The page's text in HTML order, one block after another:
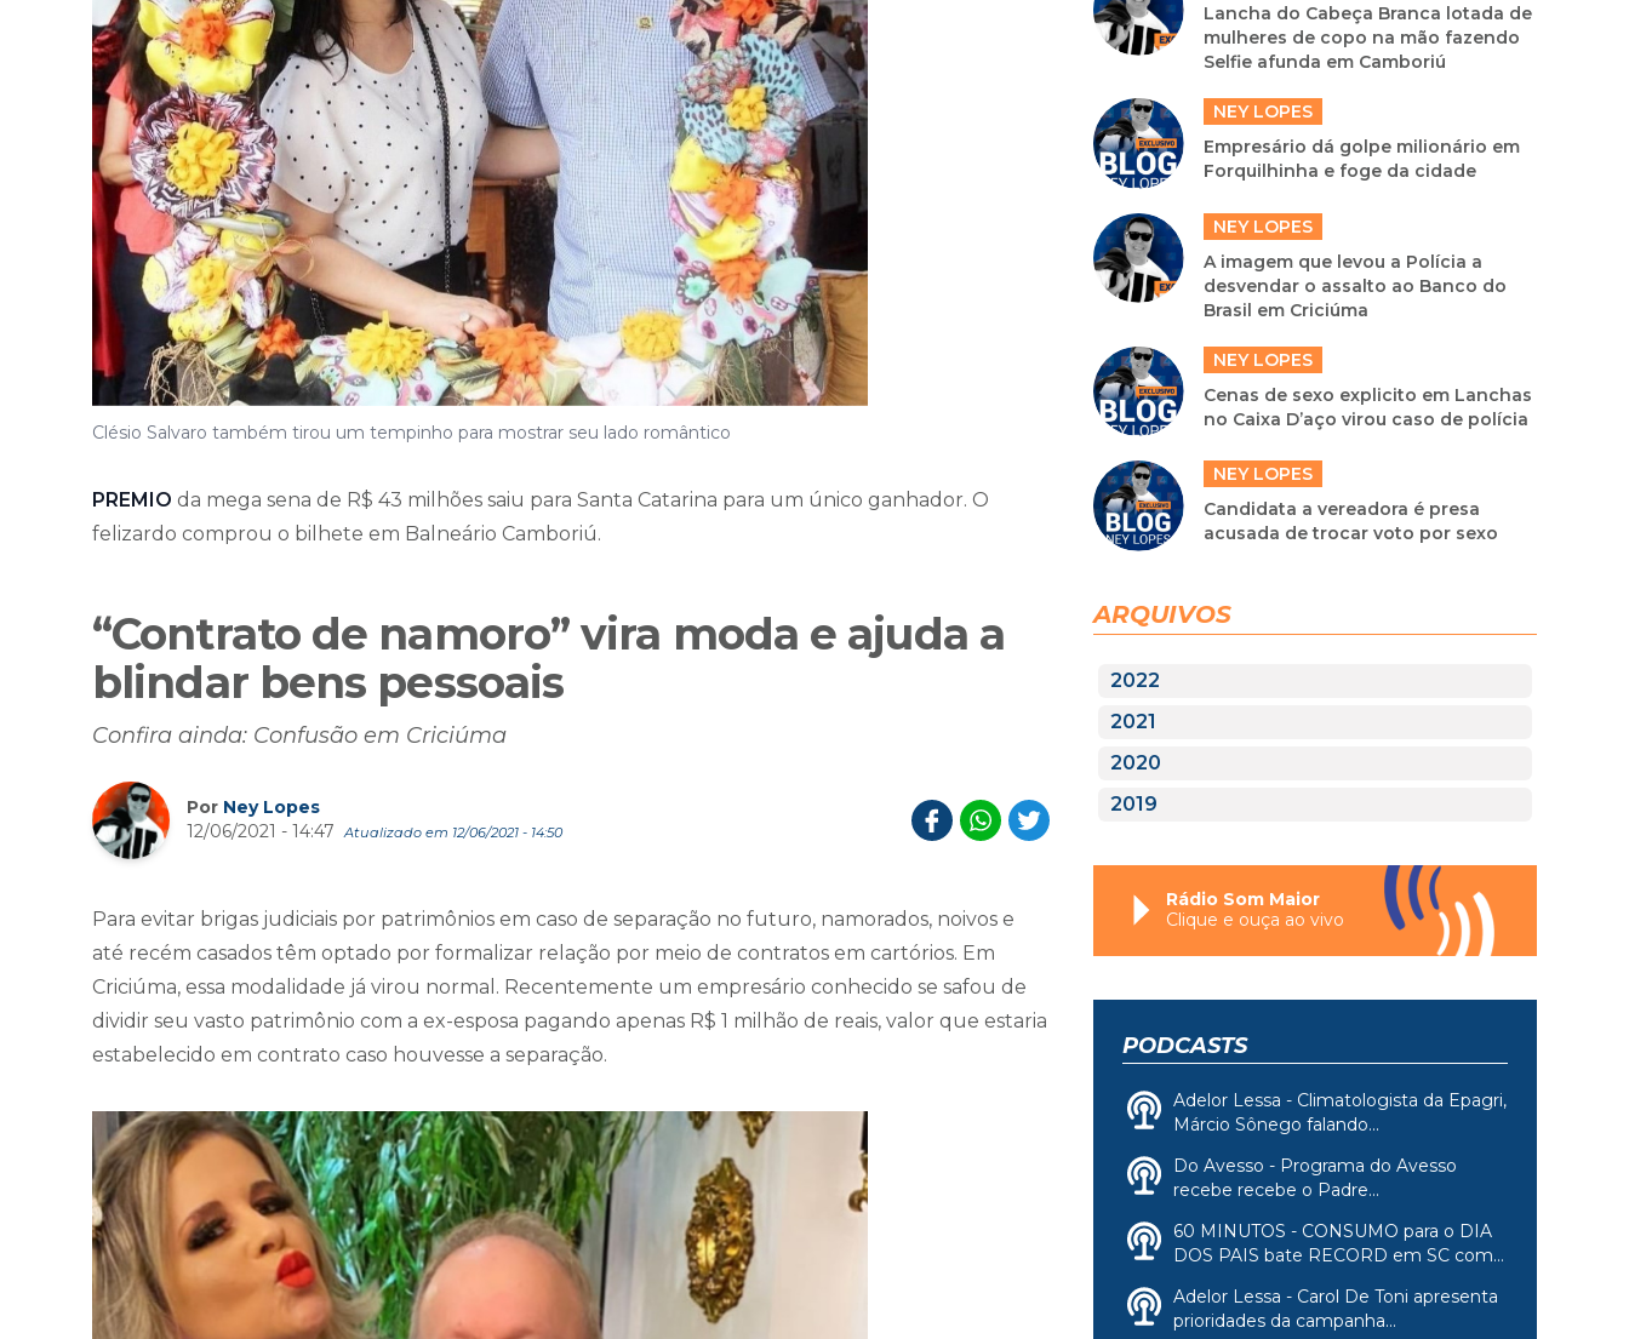
Clésio Salvaro também tirou um tempinho para mostrar seu lado romântico
PREMIO da mega sena de R$ 43 milhões saiu para Santa Catarina para um único ganhador. O
felizardo comprou o bilhete em Balneário Camboriú.
“Contrato de namoro” vira moda e ajuda a
blindar bens pessoais
Confira ainda: Confusão em Criciúma
Por Ney Lopes
12/06/2021 - 14:47
Atualizado em 12/06/2021 - 14:50
Para evitar brigas judiciais por patrimônios em caso de separação no futuro, namorados, noivos e
até recém casados têm optado por formalizar relação por meio de contratos em cartórios. Em
Criciúma, essa modalidade já virou normal. Recentemente um empresário conhecido se safou de
dividir seu vasto patrimônio com a ex-esposa pagando apenas R$ 1 milhão de reais, valor que estaria
estabelecido em contrato caso houvesse a separação.
Lancha do Cabeça Branca lotada de
mulheres de copo na mão fazendo
Selfie afunda em Camboriú
NEY LOPES
Empresário dá golpe milionário em
Forquilhinha e foge da cidade
NEY LOPES
A imagem que levou a Polícia a
desvendar o assalto ao Banco do
Brasil em Criciúma
NEY LOPES
Cenas de sexo explicito em Lanchas
no Caixa D’aço virou caso de polícia
NEY LOPES
Candidata a vereadora é presa
acusada de trocar voto por sexo
ARQUIVOS
2022
2021
2020
2019
Rádio Som Maior
Clique e ouça ao vivo
PODCASTS
Adelor Lessa - Climatologista da Epagri,
Márcio Sônego falando...
Do Avesso - Programa do Avesso
recebe recebe o Padre...
60 MINUTOS - CONSUMO para o DIA
DOS PAIS bate RECORD em SC com...
Adelor Lessa - Carol De Toni apresenta
prioridades da campanha...